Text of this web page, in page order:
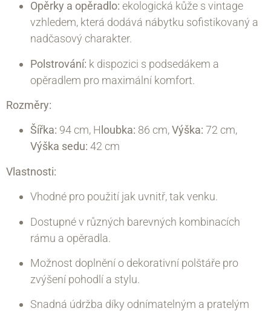
Opěrky a opěradlo: ekologická kůže s vintage
vzhledem, která dodává nábytku sofistikovaný a
nadčasový charakter.
Polstrování: k dispozici s podsedákem a
opěradlem pro maximální komfort.
Rozměry:
Šířka: 94 cm, H loubka: 86 cm,Výška: 72 cm,
Výška sedu: 42 cm
Vlastnosti:
Vhodné pro použití jak uvnitř, tak venku.
Dostupné v různých barevných kombinacích
rámu a opěradla.
Možnost doplnění o dekorativní polštáře pro
zvýšení pohodlí a stylu.
Snadná údržba díky odnímatelným a pratelým